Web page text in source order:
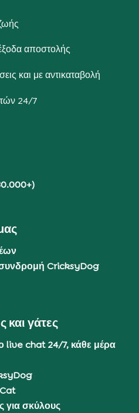
αποστολής
και με αντικαταβολή
24/7
συνδρομή CricksyDog
και γάτες
live chat 24/7, κάθε μέρα
για σκύλους